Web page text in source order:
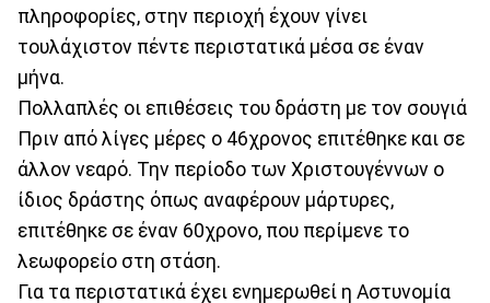
πληροφορίες, στην περιοχή έχουν γίνει
τουλάχιστον πέντε περιστατικά μέσα σε έναν
μήνα.
Πολλαπλές οι επιθέσεις του δράστη με τον σουγιά
Πριν από λίγες μέρες ο 46χρονος επιτέθηκε και σε
άλλον νεαρό. Την περίοδο των Χριστουγέννων ο
ίδιος δράστης όπως αναφέρουν μάρτυρες,
επιτέθηκε σε έναν 60χρονο, που περίμενε το
λεωφορείο στη στάση.
Για τα περιστατικά έχει ενημερωθεί η Αστυνομία